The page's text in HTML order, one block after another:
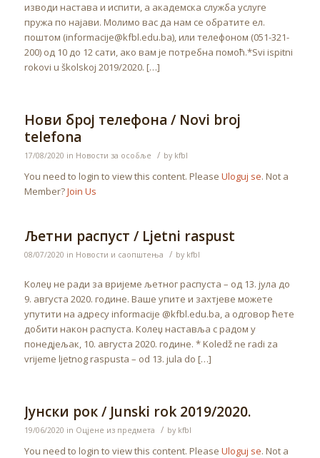
изводи настава и испити, а академска служба услуге
пружа по најави. Молимо вас да нам се обратите ел.
поштом (informacije@kfbl.edu.ba), или телефоном (051-321-
200) од 10 до 12 сати, ако вам је потребна помоћ.*Svi ispitni
rokovi u školskoj 2019/2020. […]
Нови број телефона / Novi broj
telefona
17/08/2020 in Новости за особље / by kfbl
You need to login to view this content. Please Uloguj se. Not a
Member?Join Us
Љетни распуст / Ljetni raspust
08/07/2020 in Новости и саопштења / by kfbl
Колеџ не ради за вријеме љетног распуста – од 13. јула до
9. августа 2020. године. Ваше упите и захтјеве можете
упутити на адресу informacije @kfbl.edu.ba, а одговор ћете
добити након распуста. Колеџ наставља с радом у
понедјељак, 10. августа 2020. године. * Koledž ne radi za
vrijeme ljetnog raspusta – od 13. jula do […]
Јунски рок / Junski rok 2019/2020.
19/06/2020 in Оцјене из предмета / by kfbl
You need to login to view this content. Please Uloguj se. Not a